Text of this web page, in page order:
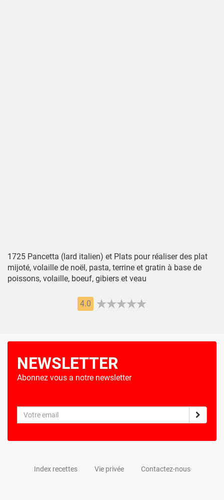
1725 Pancetta (lard italien) et Plats pour réaliser des plat
mijoté, volaille de noël, pasta, terrine et gratin à base de
poissons, volaille, boeuf, gibiers et veau
4.0
NEWSLETTER
Abonnez vous a notre newsletter
Index recettes Vie privée Contactez-nous